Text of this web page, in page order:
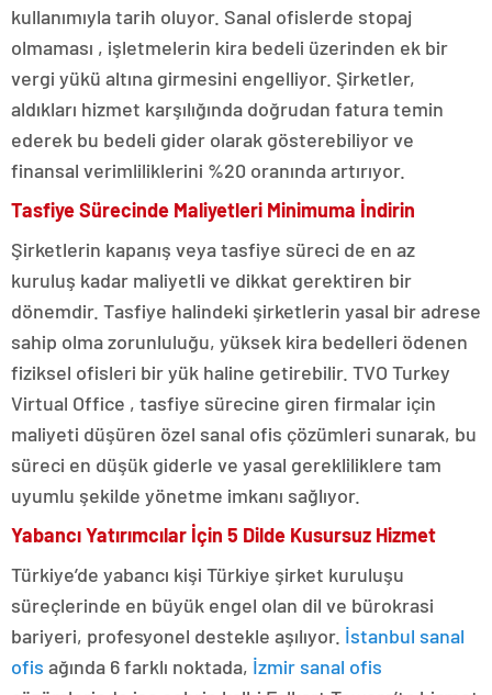
kullanımıyla tarih oluyor. Sanal ofislerde stopaj
olmaması , işletmelerin kira bedeli üzerinden ek bir
vergi yükü altına girmesini engelliyor. Şirketler,
aldıkları hizmet karşılığında doğrudan fatura temin
ederek bu bedeli gider olarak gösterebiliyor ve
finansal verimliliklerini %20 oranında artırıyor.
Tasfiye Sürecinde Maliyetleri Minimuma İndirin
Şirketlerin kapanış veya tasfiye süreci de en az
kuruluş kadar maliyetli ve dikkat gerektiren bir
dönemdir. Tasfiye halindeki şirketlerin yasal bir adrese
sahip olma zorunluluğu, yüksek kira bedelleri ödenen
fiziksel ofisleri bir yük haline getirebilir. TVO Turkey
Virtual Office , tasfiye sürecine giren firmalar için
maliyeti düşüren özel sanal ofis çözümleri sunarak, bu
süreci en düşük giderle ve yasal gerekliliklere tam
uyumlu şekilde yönetme imkanı sağlıyor.
Yabancı Yatırımcılar İçin 5 Dilde Kusursuz Hizmet
Türkiye’de yabancı kişi Türkiye şirket kuruluşu
süreçlerinde en büyük engel olan dil ve bürokrasi
bariyeri, profesyonel destekle aşılıyor. İstanbul sanal
ofis ağında 6 farklı noktada, İzmir sanal ofis